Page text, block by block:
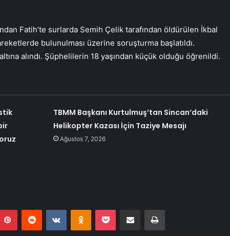
Fatih’te surlarda Semih Çelik tarafından öldürülen İkbal
bulunulması üzerine soruşturma başlatıldı.
alındı. Şüphelilerin 18 yaşından küçük olduğu öğrenildi.
TBMM Başkanı Kurtulmuş’tan Sincan’daki
Helikopter Kazası İçin Taziye Mesajı
Ağustos 7, 2026
PinterestReddit VKontakteOdnoklassniki
Pocket E-Posta ile paylaş Yazdır